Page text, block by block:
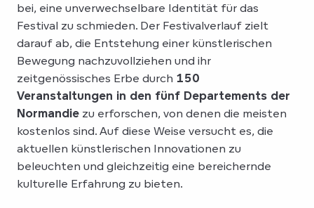
bei, eine unverwechselbare Identität für das
Festival zu schmieden. Der Festivalverlauf zielt
darauf ab, die Entstehung einer künstlerischen
Bewegung nachzuvollziehen und ihr
zeitgenössisches Erbe durch 150
Veranstaltungen in den fünf Departements der
Normandie zu erforschen, von denen die meisten
kostenlos sind. Auf diese Weise versucht es, die
aktuellen künstlerischen Innovationen zu
beleuchten und gleichzeitig eine bereichernde
kulturelle Erfahrung zu bieten.